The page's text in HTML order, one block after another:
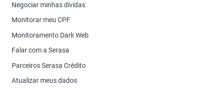
Negociar minhas dívidas
Monitorar meu CPF
Monitoramento Dark Web
Falar com a Serasa
Parceiros Serasa Crédito
Atualizar meus dados